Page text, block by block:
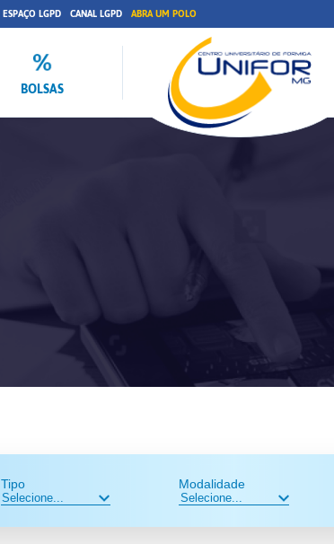
ESPAÇO LGPD CANAL LGPD ABRA UM POLO
BOLSAS
Tipo Modalidade